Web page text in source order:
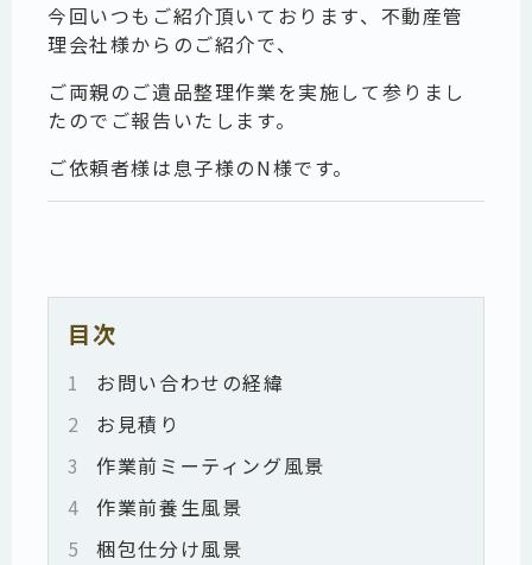
今回いつもご紹介頂いております、不動産管
理会社様からのご紹介で、
ご両親のご遺品整理作業を実施して参りまし
たのでご報告いたします。
ご依頼者様は息子様のN様です。
目次
1
お問い合わせの経緯
2
お見積り
3
作業前ミーティング風景
4
作業前養生風景
5
梱包仕分け風景